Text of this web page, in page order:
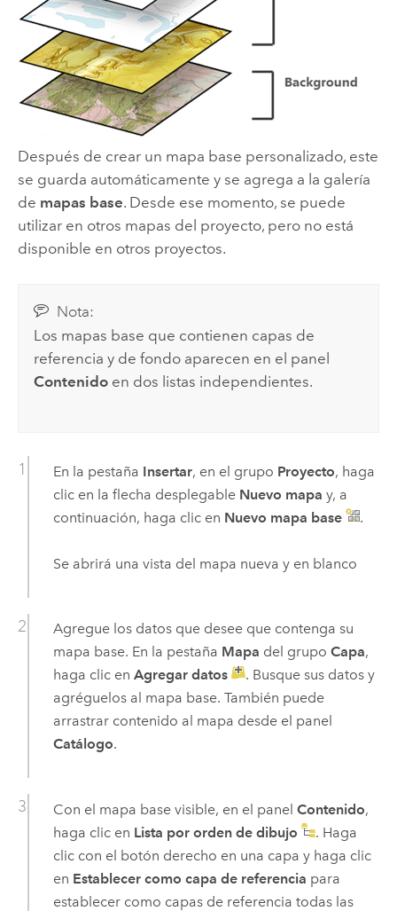
Después de crear un mapa base personalizado, este
se guarda automáticamente y se agrega a la galería
de mapas base. Desde ese momento, se puede
utilizar en otros mapas del proyecto, pero no está
disponible en otros proyectos.
Nota:
Los mapas base que contienen capas de
referencia y de fondo aparecen en el panel
Contenido en dos listas independientes.
En la pestaña Insertar, en el grupo Proyecto, haga
clic en la flecha desplegable Nuevo mapa y, a
continuación, haga clic en Nuevo mapa base .
Se abrirá una vista del mapa nueva y en blanco
Agregue los datos que desee que contenga su
mapa base. En la pestaña Mapa del grupo Capa,
haga clic en Agregar datos
. Busque sus datos y
agréguelos al mapa base. También puede
arrastrar contenido al mapa desde el panel
Catálogo.
Con el mapa base visible, en el panel Contenido,
haga clic en Lista por orden de dibujo
. Haga
clic con el botón derecho en una capa y haga clic
en Establecer como capa de referencia para
establecer como capas de referencia todas las